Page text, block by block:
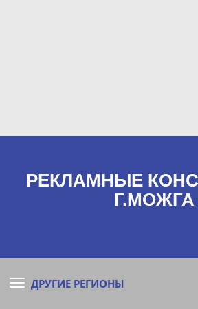
РЕКЛАМНЫЕ
Г.МОЖГА
ДРУГИЕ РЕГИОНЫ